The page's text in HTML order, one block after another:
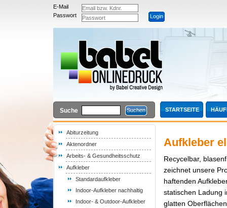
E-Mail
Passwort
Suche STARTSEITE
Abiturzeitung
Aktenordner
Arbeits- & Gesundheitsschutz
Aufkleber
Standardaufkleber
Indoor-Aufkleber nachhaltig
Indoor- & Outdoor-Aufkleber
Aufkleber
Recycelbar,
zeichnet unsere
haftenden
statischen Ladung
glatten